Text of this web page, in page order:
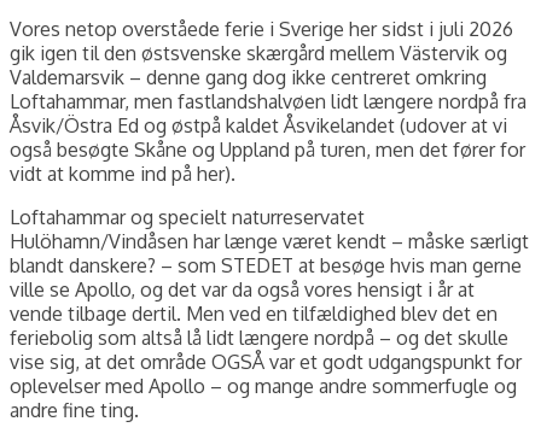
Vores netop overståede ferie i Sverige her sidst i juli 2026
gik igen til den østsvenske skærgård mellem Västervik og
Valdemarsvik – denne gang dog ikke centreret omkring
Loftahammar, men fastlandshalvøen lidt længere nordpå fra
Åsvik/Östra Ed og østpå kaldet Åsvikelandet (udover at vi
også besøgte Skåne og Uppland på turen, men det fører for
vidt at komme ind på her).
Loftahammar og specielt naturreservatet
Hulöhamn/Vindåsen har længe været kendt – måske særligt
blandt danskere? – som STEDET at besøge hvis man gerne
ville se Apollo, og det var da også vores hensigt i år at
vende tilbage dertil. Men ved en tilfældighed blev det en
feriebolig som altså lå lidt længere nordpå – og det skulle
vise sig, at det område OGSÅ var et godt udgangspunkt for
oplevelser med Apollo – og mange andre sommerfugle og
andre fine ting.